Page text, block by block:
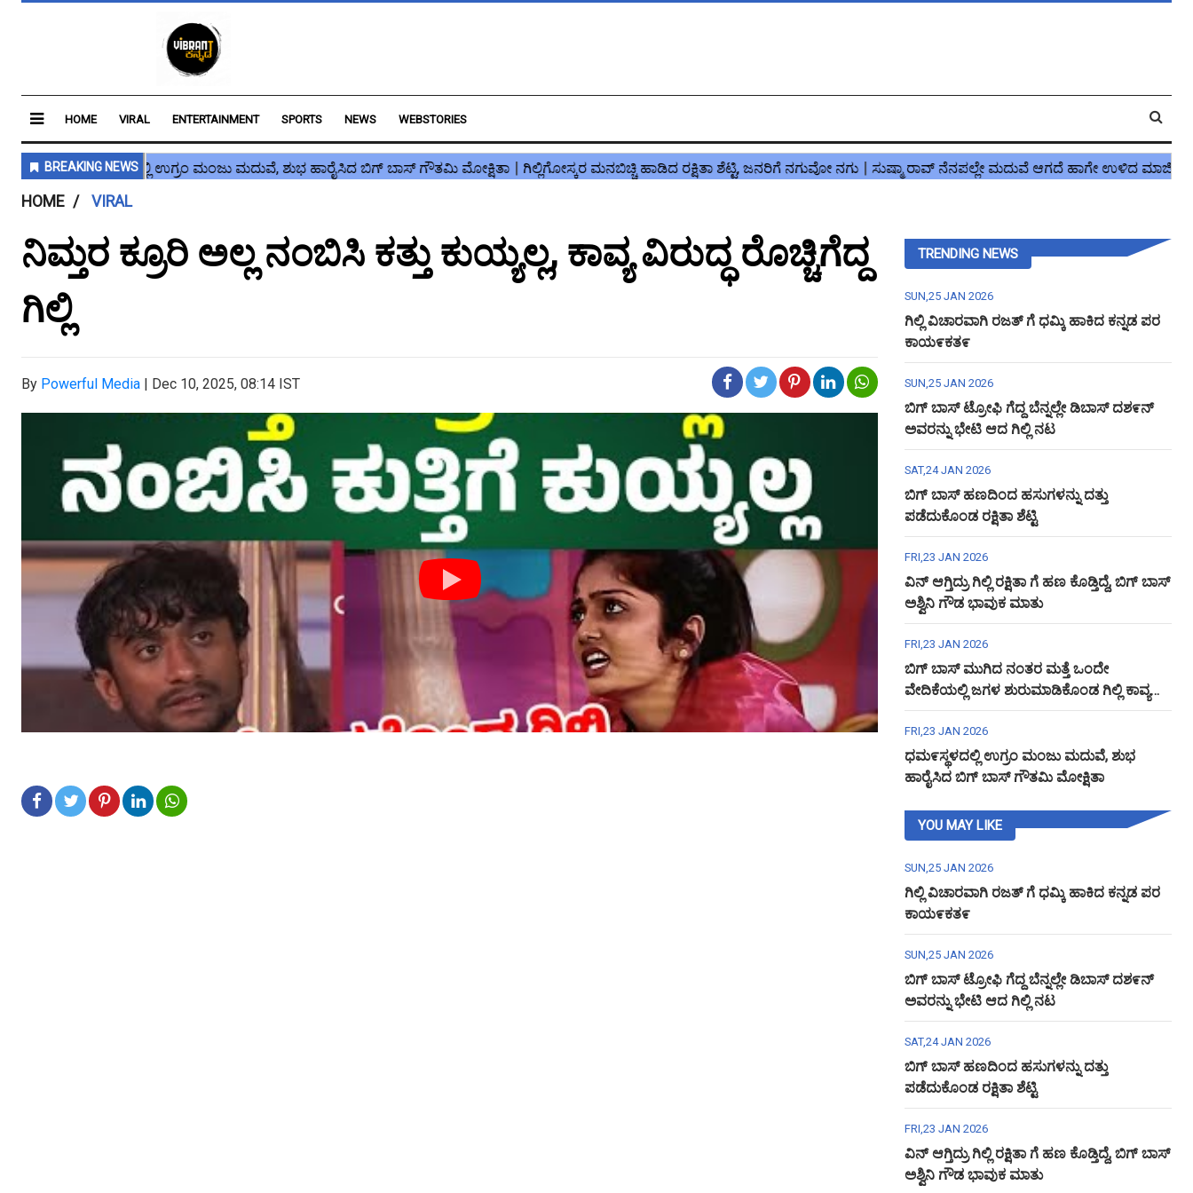
HOME VIRAL ENTERTAINMENT SPORTS NEWS WEBSTORIES
HOME VIRAL
ನಿಮ್ತರ ಕ್ರೂರಿ ಅಲ್ಲ ನಂಬಿಸಿ ಕತ್ತು ಕುಯ್ಯಲ್ಲ, ಕಾವ್ಯ ವಿರುದ್ಧ ರೊಚ್ಚಿಗೆದ್ದ
ಗಿಲ್ಲಿ
By Powerful Media | Dec 10, 2025, 08:14 IST
TRENDING NEWS
SUN,25 JAN 2026
ಗಿಲ್ಲಿ ವಿಚಾರವಾಗಿ ರಜತ್ ಗೆ ಧಮ್ಕಿ ಹಾಕಿದ ಕನ್ನಡ ಪರ
ಕಾಯ೯ಕತ೯
SUN,25 JAN 2026
ಬಿಗ್ ಬಾಸ್ ಟ್ರೋಫಿ ಗೆದ್ದ ಬೆನ್ನಲ್ಲೇ ಡಿಬಾಸ್ ದಶ೯ನ್
ಅವರನ್ನು ಭೇಟಿ ಆದ ಗಿಲ್ಲಿ ನಟ
SAT,24 JAN 2026
ಬಿಗ್ ಬಾಸ್ ಹಣದಿಂದ ಹಸುಗಳನ್ನು ದತ್ತು
ಪಡೆದುಕೊಂಡ ರಕ್ಷಿತಾ ಶೆಟ್ಟಿ
FRI,23 JAN 2026
ವಿನ್ ಆಗ್ತಿದ್ರು ಗಿಲ್ಲಿ ರಕ್ಷಿತಾ ಗೆ ಹಣ ಕೊಡ್ತಿದ್ದೆ, ಬಿಗ್ ಬಾಸ್
ಅಶ್ವಿನಿ ಗೌಡ ಭಾವುಕ ಮಾತು
FRI,23 JAN 2026
ಬಿಗ್ ಬಾಸ್ ಮುಗಿದ ನಂತರ ಮತ್ತೆ ಒಂದೇ
ವೇದಿಕೆಯಲ್ಲಿ ಜಗಳ ಶುರುಮಾಡಿಕೊಂಡ ಗಿಲ್ಲಿ ಕಾವ್ಯ
ಅಶ್ವಿನಿ ಗೌಡ
FRI,23 JAN 2026
ಧಮ೯ಸ್ಥಳದಲ್ಲಿ ಉಗ್ರಂ ಮಂಜು ಮದುವೆ, ಶುಭ
ಹಾರೈಸಿದ ಬಿಗ್ ಬಾಸ್ ಗೌತಮಿ ಮೋಕ್ಷಿತಾ
YOU MAY LIKE
SUN,25 JAN 2026
ಗಿಲ್ಲಿ ವಿಚಾರವಾಗಿ ರಜತ್ ಗೆ ಧಮ್ಕಿ ಹಾಕಿದ ಕನ್ನಡ ಪರ
ಕಾಯ೯ಕತ೯
SUN,25 JAN 2026
ಬಿಗ್ ಬಾಸ್ ಟ್ರೋಫಿ ಗೆದ್ದ ಬೆನ್ನಲ್ಲೇ ಡಿಬಾಸ್ ದಶ೯ನ್
ಅವರನ್ನು ಭೇಟಿ ಆದ ಗಿಲ್ಲಿ ನಟ
SAT,24 JAN 2026
ಬಿಗ್ ಬಾಸ್ ಹಣದಿಂದ ಹಸುಗಳನ್ನು ದತ್ತು
ಪಡೆದುಕೊಂಡ ರಕ್ಷಿತಾ ಶೆಟ್ಟಿ
FRI,23 JAN 2026
ವಿನ್ ಆಗ್ತಿದ್ರು ಗಿಲ್ಲಿ ರಕ್ಷಿತಾ ಗೆ ಹಣ ಕೊಡ್ತಿದ್ದೆ, ಬಿಗ್ ಬಾಸ್
ಅಶ್ವಿನಿ ಗೌಡ ಭಾವುಕ ಮಾತು